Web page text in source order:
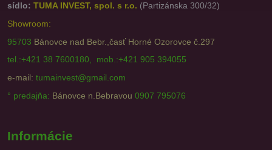
sídlo: TUMA INVEST, spol. s r.o. (Partizánska 300/32)
Showroom:
95703 Bánovce nad Bebr.,časť Horné Ozorovce č.297
tel.:+421 38 7600180, mob.:+421 905 394055
e-mail: tumainvest@gmail.com
° predajňa: Bánovce n.Bebravou 0907 795076
Informácie